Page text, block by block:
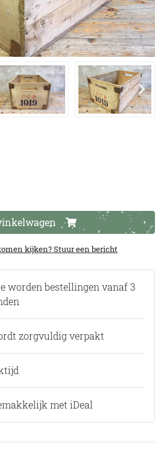
kijken? Stuur een bericht
worden bestellingen vanaf 3
zorgvuldig verpakt
met iDeal